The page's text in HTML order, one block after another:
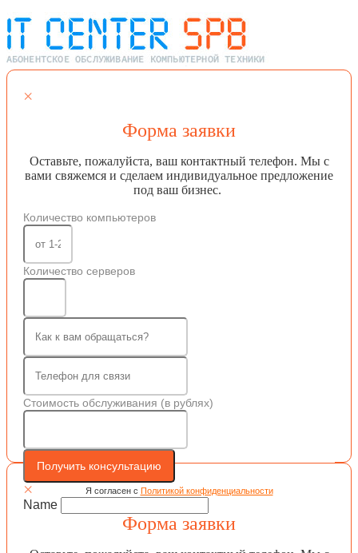
×
Форма заявки
Оставьте, пожалуйста, ваш контактный телефон. Мы с
вами свяжемся и сделаем индивидуальное предложение
под ваш бизнес.
Количество компьютеров
Количество серверов
Стоимость обслуживания (в рублях)
Получить консультацию
Я согласен с Политикой конфиденциальности
Name
×
Форма заявки